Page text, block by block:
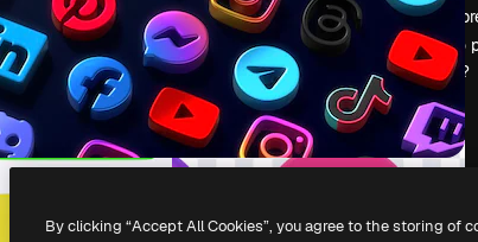
API
App móvel
Todas as
ferramentas
confiabilidade
Afiliados
Empresas
Sala de
Procurando
magnific.ai?
Todos os direitos reservados.
By clicking “Accept All Cookies”, you agree to the storing of